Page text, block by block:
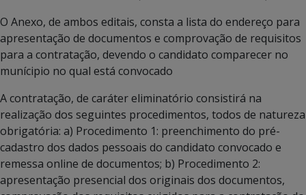
O Anexo, de ambos editais, consta a lista do endereço para
apresentação de documentos e comprovação de requisitos
para a contratação, devendo o candidato comparecer no
munícipio no qual está convocado
A contratação, de caráter eliminatório consistirá na
realização dos seguintes procedimentos, todos de natureza
obrigatória: a) Procedimento 1: preenchimento do pré-
cadastro dos dados pessoais do candidato convocado e
remessa online de documentos; b) Procedimento 2:
apresentação presencial dos originais dos documentos,